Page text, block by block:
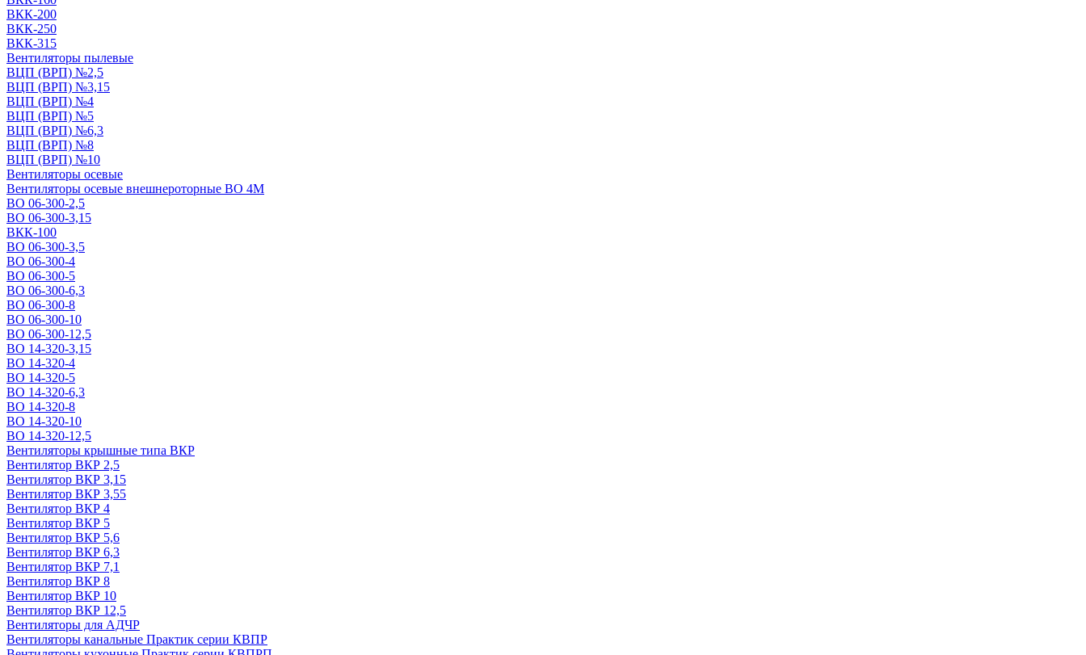
ВКК-200
ВКК-250
ВКК-315
Вентиляторы пылевые
ВЦП (ВРП) №2,5
ВЦП (ВРП) №3,15
ВЦП (ВРП) №4
ВЦП (ВРП) №5
ВЦП (ВРП) №6,3
ВЦП (ВРП) №8
ВЦП (ВРП) №10
Вентиляторы осевые
Вентиляторы осевые внешнероторные ВО 4М
ВО 06-300-2,5
ВО 06-300-3,15
ВКК-100
ВО 06-300-3,5
ВО 06-300-4
ВО 06-300-5
ВО 06-300-6,3
ВО 06-300-8
ВО 06-300-10
ВО 06-300-12,5
ВО 14-320-3,15
ВО 14-320-4
ВО 14-320-5
ВО 14-320-6,3
ВО 14-320-8
ВО 14-320-10
ВО 14-320-12,5
Вентиляторы крышные типа ВКР
Вентилятор ВКР 2,5
Вентилятор ВКР 3,15
Вентилятор ВКР 3,55
Вентилятор ВКР 4
Вентилятор ВКР 5
Вентилятор ВКР 5,6
Вентилятор ВКР 6,3
Вентилятор ВКР 7,1
Вентилятор ВКР 8
Вентилятор ВКР 10
Вентилятор ВКР 12,5
Вентиляторы для АДЧР
Вентиляторы канальные Практик серии КВПР